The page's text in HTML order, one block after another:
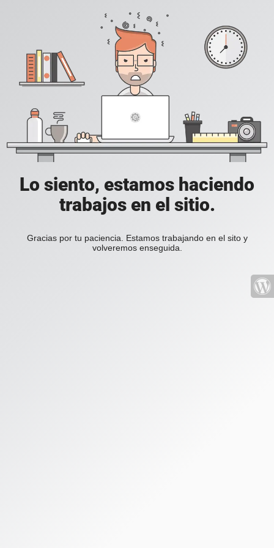
Lo siento, estamos haciendo
trabajos en el sitio.
Gracias por tu paciencia. Estamos trabajando en el sito y
volveremos enseguida.